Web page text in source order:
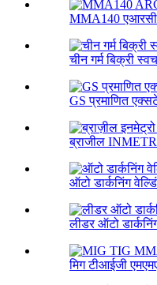
MMA140 एआरसी
चीन गर्म बिक्री
GS प्रमाणित
ब्राजील
ऑटो डार्कनिंग
लीडर ऑटो
मिग टीआईजी